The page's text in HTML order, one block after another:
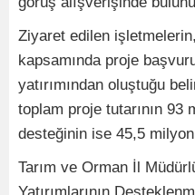
Ziyaret edilen
kapsamında proje
yatırımından oluştuğu
toplam proje tutarının 93
desteğinin ise 45,5
Tarım ve Orman İl